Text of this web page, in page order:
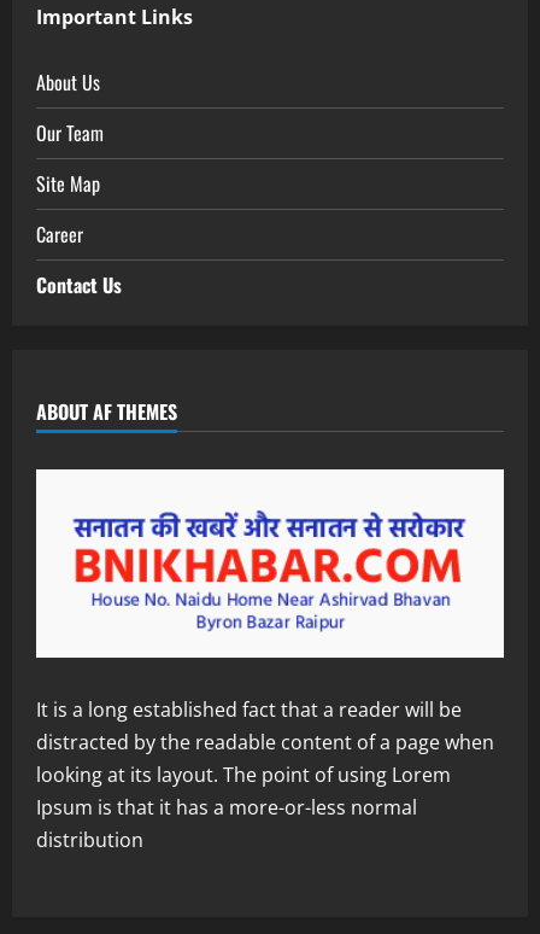
Important Links
About Us
Our Team
Site Map
Career
Contact Us
ABOUT AF THEMES
It is a long established fact that a reader will be
distracted by the readable content of a page when
looking at its layout. The point of using Lorem
Ipsum is that it has a more-or-less normal
distribution